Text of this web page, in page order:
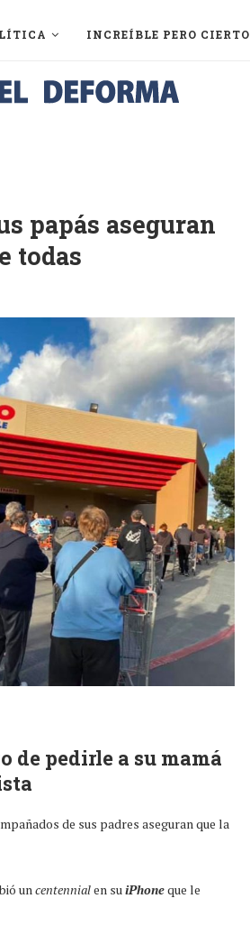
INCREÍBLE PERO CIERTO
papás aseguran
todas
de pedirle a su mamá
de sus padres aseguran que la
uncentennialen suiPhoneque le